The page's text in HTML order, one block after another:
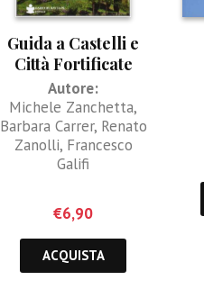
Guida a Castelli e
Città Fortificate
Autore:
Michele Zanchetta,
Barbara Carrer, Renato
Zanolli, Francesco
Galifi
€6,90
ACQUISTA